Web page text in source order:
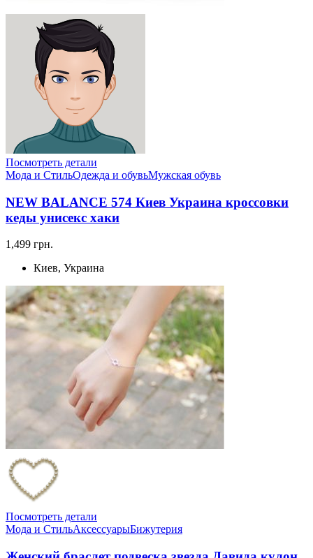
Посмотреть детали
Мода и СтильОдежда и обувьМужская обувь
NEW BALANCE 574 Киев Украина кроссовки
кеды унисекс хаки
1,499 грн.
Киев, Украина
Посмотреть детали
Мода и СтильАксессуарыБижутерия